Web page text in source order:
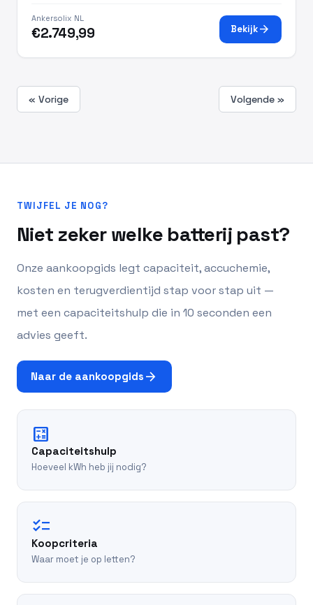
Ankersolix NL
€2.749,99 Bekijkarrow_forward
« Vorige Volgende »
TWIJFEL JE NOG?
Niet zeker welke batterij past?
Onze aankoopgids legt capaciteit, accuchemie,
kosten en terugverdientijd stap voor stap uit —
met een capaciteitshulp die in 10 seconden een
advies geeft.
Naar de aankoopgids arrow_forward
calculate
Capaciteitshulp
Hoeveel kWh heb jij nodig?
checklist
Koopcriteria
Waar moet je op letten?